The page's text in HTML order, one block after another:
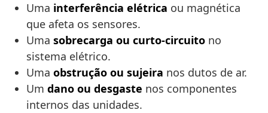
Uma interferência elétrica ou magnética
que afeta os sensores.
Uma sobrecarga ou curto-circuito no
sistema elétrico.
Uma obstrução ou sujeira nos dutos de ar.
Um dano ou desgaste nos componentes
internos das unidades.